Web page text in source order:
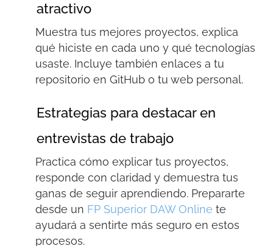
atractivo
Muestra tus mejores proyectos, explica
qué hiciste en cada uno y qué tecnologías
usaste. Incluye también enlaces a tu
repositorio en GitHub o tu web personal.
Estrategias para destacar en
entrevistas de trabajo
Practica cómo explicar tus proyectos,
responde con claridad y demuestra tus
ganas de seguir aprendiendo. Prepararte
desde un FP Superior DAW Online te
ayudará a sentirte más seguro en estos
procesos.